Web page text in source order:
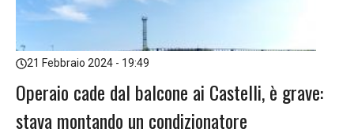
21 Febbraio 2024 - 19:49
Operaio cade dal balcone ai Castelli, è grave:
stava montando un condizionatore